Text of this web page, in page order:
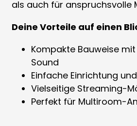
als auch für anspruchsvolle
Deine Vorteile auf einen
Kompakte Bauweise
Sound
Einfache Einrichtung
Vielseitige Streaming-
Perfekt für Multiroom-